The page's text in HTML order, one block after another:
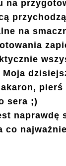
na
na
Moja
pierś
sera ;)
naprawdę
co